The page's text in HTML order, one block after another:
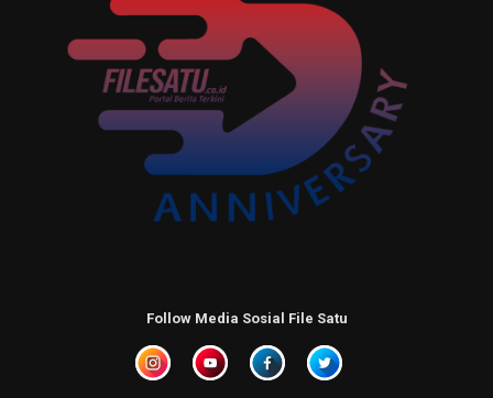
Follow Media Sosial File Satu